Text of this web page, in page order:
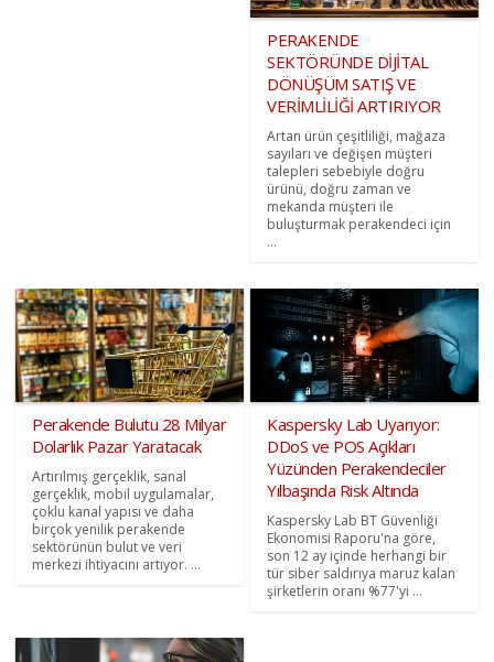
PERAKENDE
SEKTÖRÜNDE DİJİTAL
DÖNÜŞÜM SATIŞ VE
VERİMLİLİĞİ ARTIRIYOR
Artan ürün çeşitliliği, mağaza
sayıları ve değişen müşteri
talepleri sebebiyle doğru
ürünü, doğru zaman ve
mekanda müşteri ile
buluşturmak perakendeci için
...
Perakende Bulutu 28 Milyar
Dolarlık Pazar Yaratacak
Artırılmış gerçeklik, sanal
gerçeklik, mobil uygulamalar,
çoklu kanal yapısı ve daha
birçok yenilik perakende
sektörünün bulut ve veri
merkezi ihtiyacını artıyor. ...
Kaspersky Lab Uyarıyor:
DDoS ve POS Açıkları
Yüzünden Perakendeciler
Yılbaşında Risk Altında
Kaspersky Lab BT Güvenliği
Ekonomisi Raporu'na göre,
son 12 ay içinde herhangi bir
tür siber saldırıya maruz kalan
şirketlerin oranı %77'yi ...